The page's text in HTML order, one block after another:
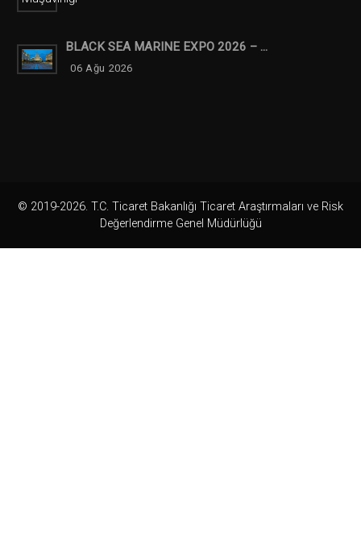
BLACK SEA MARINE EXPO 2026 – ...
06 Ağu 2026
© 2019-2026. T.C. Ticaret Bakanlığı Ticaret Araştırmaları ve Risk
Değerlendirme Genel Müdürlüğü